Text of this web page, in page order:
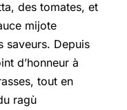
des tomates, et
mijote
saveurs. Depuis
d’honneur à
tout en
ragù